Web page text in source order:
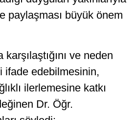
paylaşması büyük önem
ve neden
ifade edebilmesinin,
ilerlemesine katkı
Dr. Öğr.